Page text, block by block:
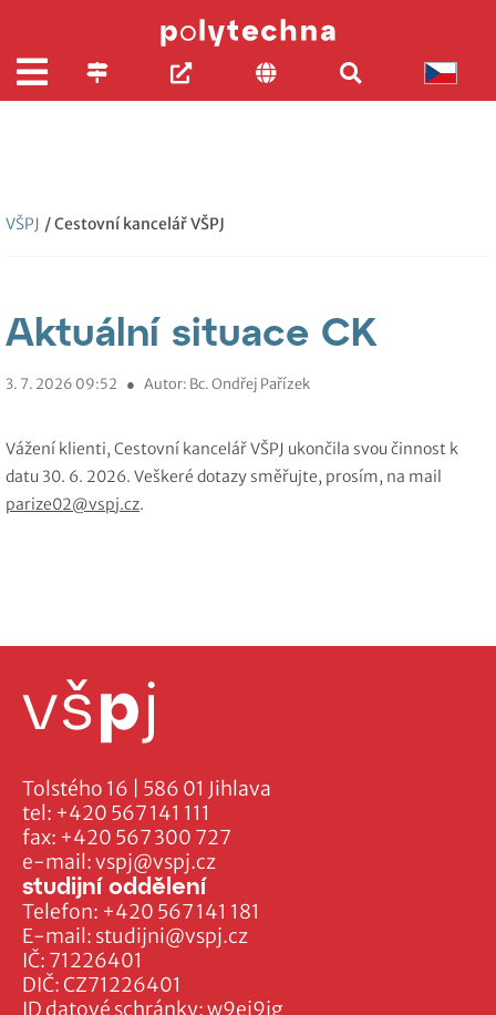
VŠPJ / Cestovní kancelář VŠPJ
Aktuální situace CK
3. 7. 2026 09:52 ● Autor: Bc. Ondřej Pařízek
Vážení klienti, Cestovní kancelář VŠPJ ukončila svou činnost k
datu 30. 6. 2026. Veškeré dotazy směřujte, prosím, na mail
parize02@vspj.cz.
Tolstého 16 | 586 01 Jihlava
tel: +420 567 141 111
fax: +420 567 300 727
e-mail:vspj@vspj.cz
IČ: 71226401
DIČ: CZ71226401
ID datové schránky: w9ej9jg
studijní oddělení
Telefon: +420 567 141 181
E-mail: studijni@vspj.cz